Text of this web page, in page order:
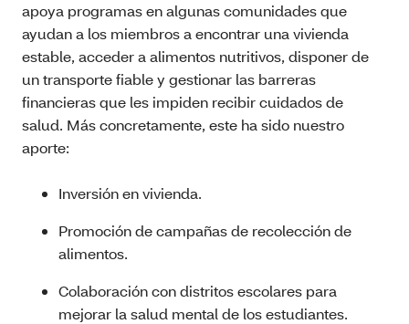
apoya programas en algunas comunidades que
ayudan a los miembros a encontrar una vivienda
estable, acceder a alimentos nutritivos, disponer de
un transporte fiable y gestionar las barreras
financieras que les impiden recibir cuidados de
salud. Más concretamente, este ha sido nuestro
aporte:
Inversión en vivienda.
Promoción de campañas de recolección de
alimentos.
Colaboración con distritos escolares para
mejorar la salud mental de los estudiantes.